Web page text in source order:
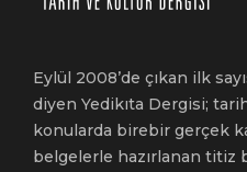
Eylül 2008’de çıkan ilk
diyen Yedikıta Dergisi;
konularda birebir gerçek
belgelerle hazırlanan titiz